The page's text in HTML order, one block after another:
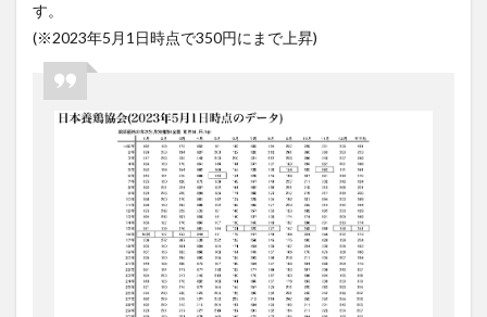
す。
(※2023年5月 1日時点で350円にまで上昇)